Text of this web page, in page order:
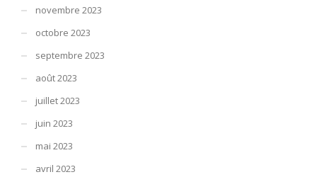
novembre 2023
octobre 2023
septembre 2023
août 2023
juillet 2023
juin 2023
mai 2023
avril 2023